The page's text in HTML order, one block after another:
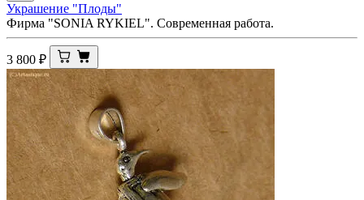
Украшение "Плоды"
Фирма "SONIA RYKIEL". Современная работа.
3 800 ₽